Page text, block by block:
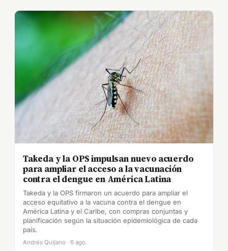
Takeda y la OPS impulsan nuevo acuerdo
para ampliar el acceso a la vacunación
contra el dengue en América Latina
Takeda y la OPS firmaron un acuerdo para ampliar el
acceso equitativo a la vacuna contra el dengue en
América Latina y el Caribe, con compras conjuntas y
planificación según la situación epidemiológica de cada
país.
Andrés Quijano · 6 ago.